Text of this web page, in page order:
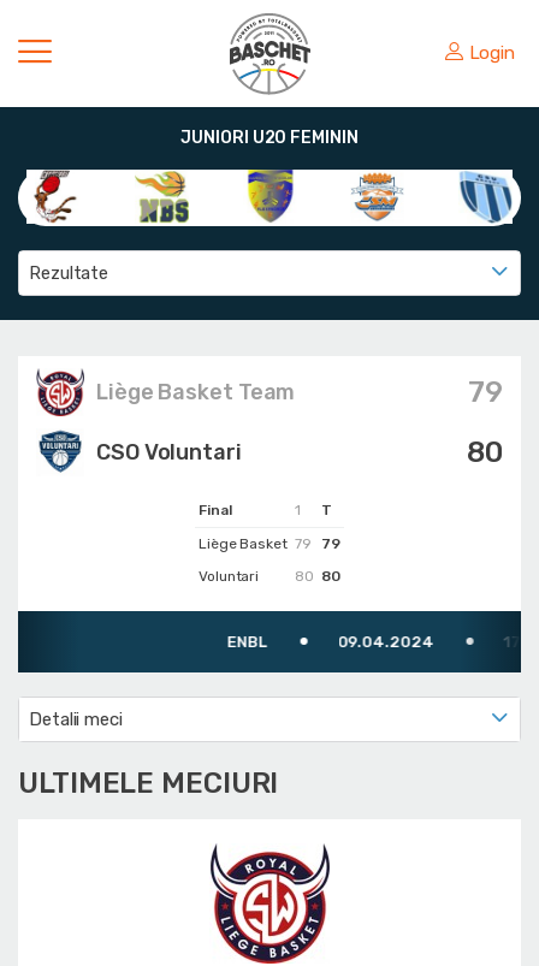
Login
JUNIORI U20 FEMININ
Rezultate
Liège Basket Team 79
Final 1
T
Liège Basket 79
79
Voluntari
80 80
80
CSO Voluntari
ENBL 09.04.2024 17:00
Detalii meci
ULTIMELE MECIURI